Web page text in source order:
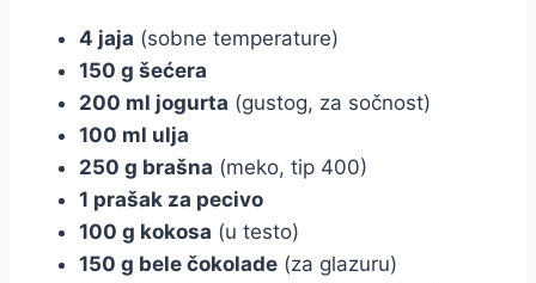
4 jaja (sobne temperature)
150 g šećera
200 ml jogurta (gustog, za sočnost)
100 ml ulja
250 g brašna (meko, tip 400)
1 prašak za pecivo
100 g kokosa (u testo)
150 g bele čokolade (za glazuru)